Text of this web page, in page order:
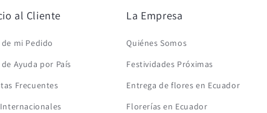
al Cliente
mi Pedido
Ayuda por País
Frecuentes
La Empresa
Quiénes Somos
Festividades Próximas
Entrega de flores en Ecuador
Florerías en Ecuador